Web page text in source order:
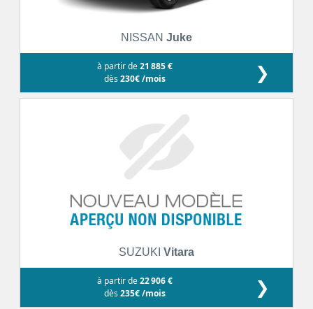
NISSAN Juke
à partir de21 885 €
dès230€ /mois ❯
SUZUKI Vitara
à partir de22 906 €
dès235€ /mois ❯